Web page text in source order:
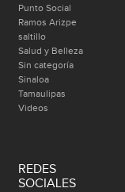
Punto Social
Ramos Arizpe
saltillo
Salud y Belleza
Sin categoría
Sinaloa
Tamaulipas
Videos
REDES
SOCIALES